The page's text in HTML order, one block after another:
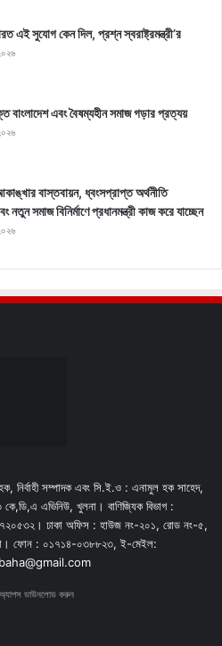
এই সুযোগ কেন দিল, প্রশ্ন স্বরাষ্ট্রমন্ত্রী’র
বাংলাদেশ এবং বৈষম্যহীন সমাজ গড়ার প্রত্যয়
বাস্তবায়ন, ধ্বংসপ্রাপ্ত অর্থনীতি
নতুন সমাজ বিনির্মাণে প্রধানমন্ত্রী কাজ করে যাচ্ছেন
সম্পাদক এবং সি.ই.ও : এনামুল হক সাহেদ,
কে,ডি,এ এভিনিউ, খুলনা। বাণিজ্যিক বিভাগ :
ঢাকা অফিস : হাউজ নং-২০১, রোড নং-৫,
ফোন : ০১৭১৪-০৩৮৮২৩, ই-মেইল:
ডাউনলোড করুন